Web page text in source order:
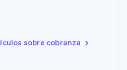
sobre cobranza